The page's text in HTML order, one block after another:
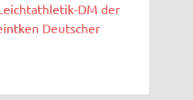
DM der
Deutscher